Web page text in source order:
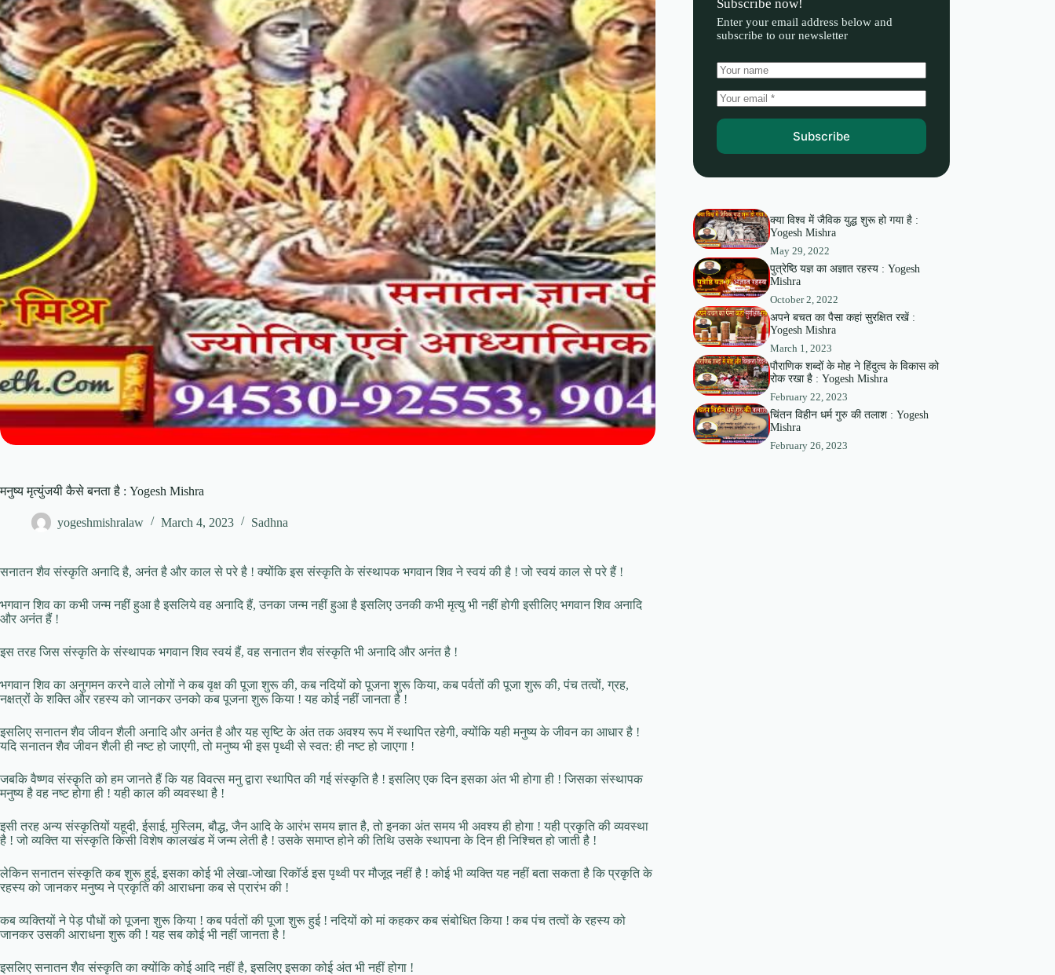
मनुष्य मृत्युंजयी कैसे बनता है : Yogesh Mishra
yogeshmishralaw March 4, 2023 Sadhna
सनातन शैव संस्कृति अनादि है, अनंत है और काल से परे है ! क्योंकि इस संस्कृति के संस्थापक भगवान शिव ने स्वयं की है ! जो स्वयं काल से परे हैं !
भगवान शिव का कभी जन्म नहीं हुआ है इसलिये वह अनादि हैं, उनका जन्म नहीं हुआ है इसलिए उनकी कभी मृत्यु भी नहीं होगी इसीलिए भगवान शिव अनादि
और अनंत हैं !
इस तरह जिस संस्कृति के संस्थापक भगवान शिव स्वयं हैं, वह सनातन शैव संस्कृति भी अनादि और अनंत है !
भगवान शिव का अनुगमन करने वाले लोगों ने कब वृक्ष की पूजा शुरू की, कब नदियों को पूजना शुरू किया, कब पर्वतों की पूजा शुरू की, पंच तत्वों, ग्रह,
नक्षत्रों के शक्ति और रहस्य को जानकर उनको कब पूजना शुरू किया ! यह कोई नहीं जानता है !
इसलिए सनातन शैव जीवन शैली अनादि और अनंत है और यह सृष्टि के अंत तक अवश्य रूप में स्थापित रहेगी, क्योंकि यही मनुष्य के जीवन का आधार है !
यदि सनातन शैव जीवन शैली ही नष्ट हो जाएगी, तो मनुष्य भी इस पृथ्वी से स्वत: ही नष्ट हो जाएगा !
जबकि वैष्णव संस्कृति को हम जानते हैं कि यह विवत्स मनु द्वारा स्थापित की गई संस्कृति है ! इसलिए एक दिन इसका अंत भी होगा ही ! जिसका संस्थापक
मनुष्य है वह नष्ट होगा ही ! यही काल की व्यवस्था है !
इसी तरह अन्य संस्कृतियों यहूदी, ईसाई, मुस्लिम, बौद्ध, जैन आदि के आरंभ समय ज्ञात है, तो इनका अंत समय भी अवश्य ही होगा ! यही प्रकृति की व्यवस्था
है ! जो व्यक्ति या संस्कृति किसी विशेष कालखंड में जन्म लेती है ! उसके समाप्त होने की तिथि उसके स्थापना के दिन ही निश्चित हो जाती है !
लेकिन सनातन संस्कृति कब शुरू हुई, इसका कोई भी लेखा-जोखा रिकॉर्ड इस पृथ्वी पर मौजूद नहीं है ! कोई भी व्यक्ति यह नहीं बता सकता है कि प्रकृति के
रहस्य को जानकर मनुष्य ने प्रकृति की आराधना कब से प्रारंभ की !
कब व्यक्तियों ने पेड़ पौधों को पूजना शुरू किया ! कब पर्वतों की पूजा शुरू हुई ! नदियों को मां कहकर कब संबोधित किया ! कब पंच तत्वों के रहस्य को
जानकर उसकी आराधना शुरू की ! यह सब कोई भी नहीं जानता है !
इसलिए सनातन शैव संस्कृति का क्योंकि कोई आदि नहीं है, इसलिए इसका कोई अंत भी नहीं होगा !
Subscribe now!
Enter your email address below and
subscribe to our newsletter
Subscribe
क्या विश्व में जैविक युद्ध शुरू हो गया है :
Yogesh Mishra
May 29, 2022
पुत्रेष्ठि यज्ञ का अज्ञात रहस्य : Yogesh
Mishra
October 2, 2022
अपने बचत का पैसा कहां सुरक्षित रखें :
Yogesh Mishra
March 1, 2023
पौराणिक शब्दों के मोह ने हिंदुत्व के विकास को
रोक रखा है : Yogesh Mishra
February 22, 2023
चिंतन विहीन धर्म गुरु की तलाश : Yogesh
Mishra
February 26, 2023